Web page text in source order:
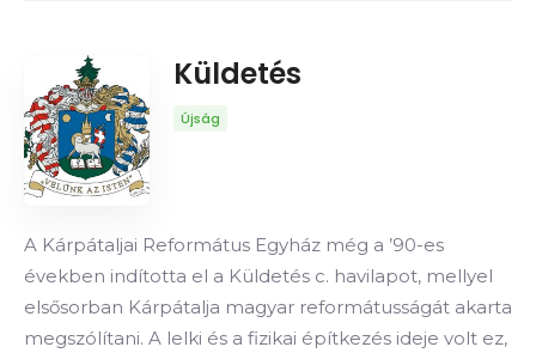
DARABSZÁM RENDEZÉS
Küldetés
Újság
A Kárpátaljai Református Egyház még a ’90-es
években indította el a Küldetés c. havilapot, mellyel
elsősorban Kárpátalja magyar reformátusságát akarta
megszólítani. A lelki és a fizikai építkezés ideje volt ez,